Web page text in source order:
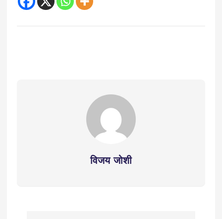
विजय जोशी